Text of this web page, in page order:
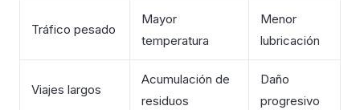
Tráfico pesado
Mayor
temperatura
Menor
lubricación
Viajes largos
Acumulación de
residuos
Daño
progresivo